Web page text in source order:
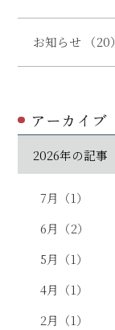
お知らせ （20）
アーカイブ
2026年の記事
7月（1）
6月（2）
5月（1）
4月（1）
2月（1）